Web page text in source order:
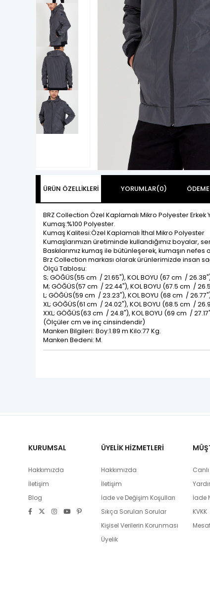
ÜRÜN ÖZELLIKLERI YORUMLAR(0)
BRZ Collection Özel Kaplamalı Mikro Polyester Erkek
Kumaş:%100 Polyester.
Kumaş Kalitesi:Özel Kaplamalı İthal Mikro Polyester
Kumaşlarımızın üretiminde kullandığımız boyalar,
Baskılarımız kumaş ile bütünleşerek, kumaşın
Brz Collection markası olarak ürünlerimizde insan
Ölçü Tablosu:
S; GÖĞÜS(55 cm / 21.65"), KOL BOYU (67 cm /
M; GÖĞÜS(57 cm / 22.44"), KOL BOYU (67.5 cm /
L; GÖĞÜS(59 cm / 23.23"), KOL BOYU (68 cm /
XL; GÖĞÜS(61 cm / 24.02"), KOL BOYU (68.5 cm /
XXL; GÖĞÜS(63 cm / 24.8"), KOL BOYU (69 cm /
(Ölçüler cm ve inç cinsindendir)
Manken Bilgileri: Boy:1.89 m Kilo:77 Kg.
Manken Bedeni: M.
KURUMSAL
Hakkımızda
İletişim
Blog
ÜYELİK HİZMETLERİ
Hakkımızda
İletişim
İade ve Değişim Koşulları
Sıkça Sorulan Sorular
Kişisel Verilerin Korunması
Üyelik
İade
KVKK